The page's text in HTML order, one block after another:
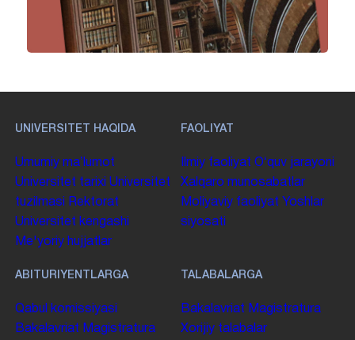
UNIVERSITET HAQIDA
Umumiy maʼlumot
Universitet tarixi Universitet
tuzilmasi Rektorat
Universitet kengashi
Me'yoriy hujjatlar
FAOLIYAT
Ilmiy faoliyat Oʻquv jarayoni
Xalqaro munosabatlar
Moliyaviy faoliyat Yoshlar
siyosati
ABITURIYENTLARGA
Qabul komissiyasi
Bakalavriat Magistratura
TALABALARGA
Bakalavriat Magistratura
Xorijiy talabalar